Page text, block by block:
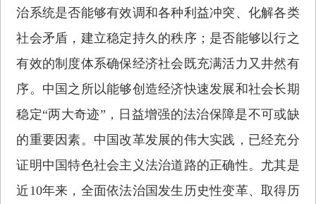
治系统是否能够有效调和各种利益冲突、化解各类
社会矛盾，建立稳定持久的秩序；是否能够以行之
有效的制度体系确保经济社会既充满活力又井然有
序。中国之所以能够创造经济快速发展和社会长期
稳定“两大奇迹”，日益增强的法治保障是不可或缺
的重要因素。中国改革发展的伟大实践，已经充分
证明中国特色社会主义法治道路的正确性。尤其是
近10年来，全面依法治国发生历史性变革、取得历